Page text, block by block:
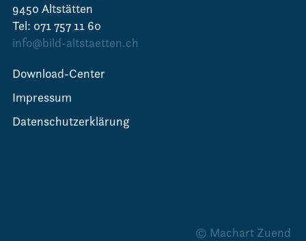
9450 Altstätten
Tel: 071 757 11 60
info@bild-altstaetten.ch
Download-Center
Impressum
Datenschutzerklärung
© Machart Zuend